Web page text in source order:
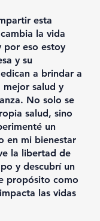
esta
la vida
por eso estoy
y su
a brindar a
mejor salud y
No solo se
salud, sino
un
en mi bienestar
la libertad de
y descubrí un
propósito como
las vidas